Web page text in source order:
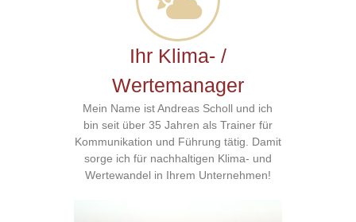
Ihr Klima- /
Wertemanager
Mein Name ist Andreas Scholl und ich
bin seit über 35 Jahren als Trainer für
Kommunikation und Führung tätig. Damit
sorge ich für nachhaltigen Klima- und
Wertewandel in Ihrem Unternehmen!